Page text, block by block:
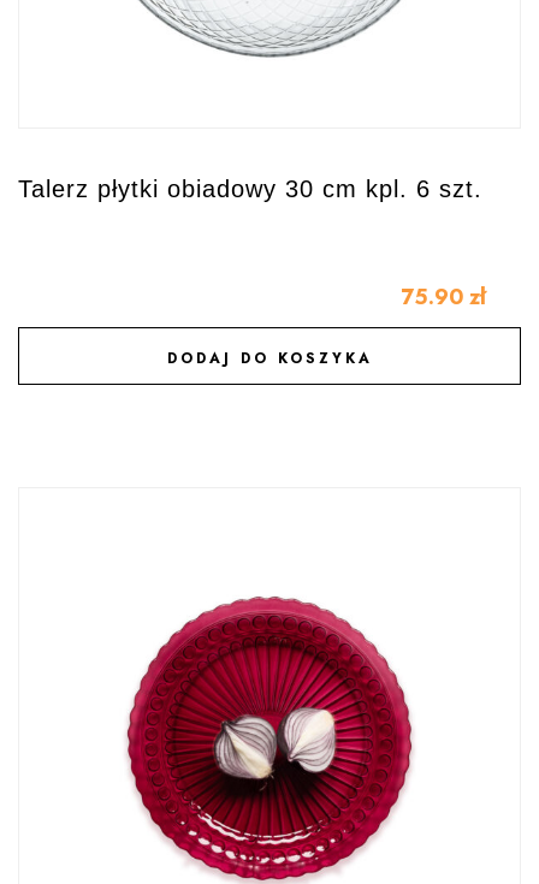
Talerz płytki obiadowy 30 cm kpl. 6 szt.
75.90 zł
DODAJ DO KOSZYKA
DODAJ DO ULUBIONYCH